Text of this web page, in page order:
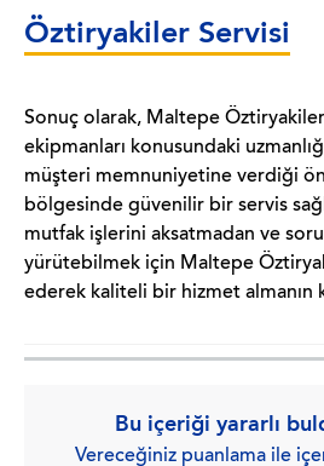
Öztiryakiler Servisi
Sonuç olarak, Maltepe
ekipmanları konusundaki
müşteri memnuniyetine verdiği
bölgesinde güvenilir bir servis
mutfak işlerini aksatmadan ve
yürütebilmek için Maltepe
ederek kaliteli bir hizmet almanın
Bu içeriği yararlı
Vereceğiniz puanlama ile